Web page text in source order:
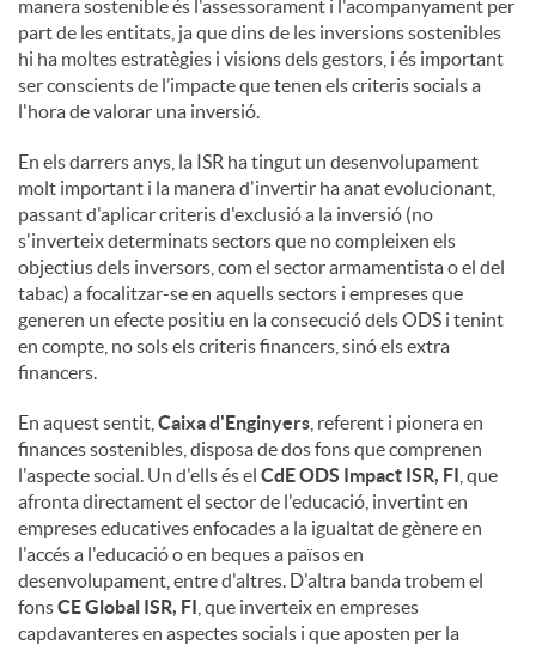
manera sostenible és l'assessorament i l'acompanyament per
part de les entitats, ja que dins de les inversions sostenibles
hi ha moltes estratègies i visions dels gestors, i és important
ser conscients de l’impacte que tenen els criteris socials a
l'hora de valorar una inversió.
En els darrers anys, la ISR ha tingut un desenvolupament
molt important i la manera d'invertir ha anat evolucionant,
passant d'aplicar criteris d'exclusió a la inversió (no
s'inverteix determinats sectors que no compleixen els
objectius dels inversors, com el sector armamentista o el del
tabac) a focalitzar-se en aquells sectors i empreses que
generen un efecte positiu en la consecució dels ODS i tenint
en compte, no sols els criteris financers, sinó els extra
financers.
En aquest sentit, Caixa d'Enginyers , referent i pionera en
finances sostenibles, disposa de dos fons que comprenen
l'aspecte social. Un d'ells és el CdE ODS Impact ISR, FI , que
afronta directament el sector de l'educació, invertint en
empreses educatives enfocades a la igualtat de gènere en
l'accés a l'educació o en beques a països en
desenvolupament, entre d'altres. D'altra banda trobem el
fonsCE Global ISR, FI , que inverteix en empreses
capdavanteres en aspectes socials i que aposten per la